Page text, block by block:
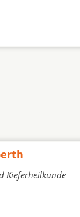
Kieferheilkunde